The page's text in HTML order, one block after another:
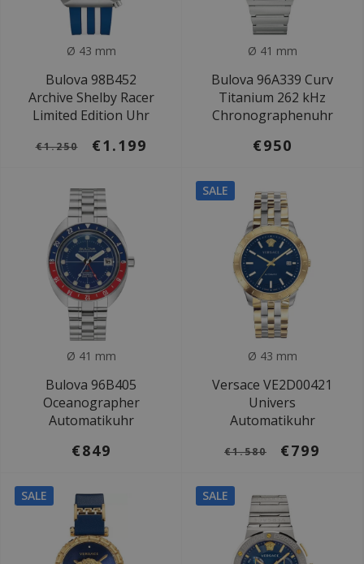
Ø 43 mm
Bulova 98B452
Archive Shelby Racer
Limited Edition Uhr
€1.250 €1.199
Ø 41 mm
Bulova 96A339 Curv
Titanium 262 kHz
Chronographenuhr
€950
Ø 41 mm
Bulova 96B405
Oceanographer
Automatikuhr
€849
SALE
Ø 43 mm
Versace VE2D00421
Univers
Automatikuhr
€1.580 €799
SALE SALE